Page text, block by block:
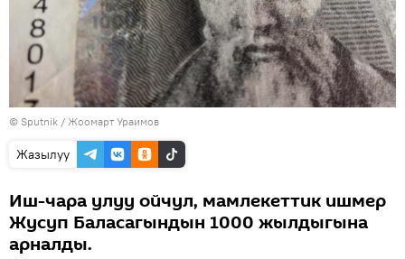
© Sputnik / Жоомарт Ураимов
Жазылуу
Иш-чара улуу ойчул, мамлекеттик ишмер
Жусуп Баласагындын 1000 жылдыгына
арналды.